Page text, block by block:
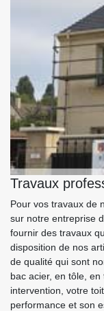
Travaux
Pour vos travaux de
sur notre entreprise
fournir des travaux
disposition de nos
de qualité qui sont
bac acier, en tôle,
intervention, votre
performance et son